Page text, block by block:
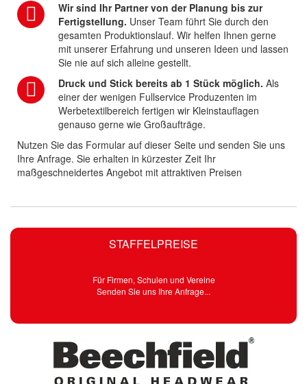
STAFFELPREISE
Für Firmen, Schulen und Vereine
Senden Sie uns Ihre Anfrage...
Wir sind Ihr Partner von der Planung bis zur
Fertigstellung. Unser Team führt Sie durch den
gesamten Produktionslauf. Wir helfen Ihnen gerne
mit unserer Erfahrung und unseren Ideen und lassen
Sie nie auf sich alleine gestellt.
Druck und Stick bereits ab 1 Stück möglich. Als
einer der wenigen Fullservice Produzenten im
Werbetextilbereich fertigen wir Kleinstauflagen
genauso gerne wie Großaufträge.
Nutzen Sie das Formular auf dieser Seite und senden Sie uns
Ihre Anfrage. Sie erhalten in kürzester Zeit Ihr
maßgeschneidertes Angebot mit attraktiven Preisen